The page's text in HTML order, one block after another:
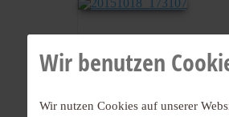
Wir benutzen
Wir nutzen Cookies auf unserer